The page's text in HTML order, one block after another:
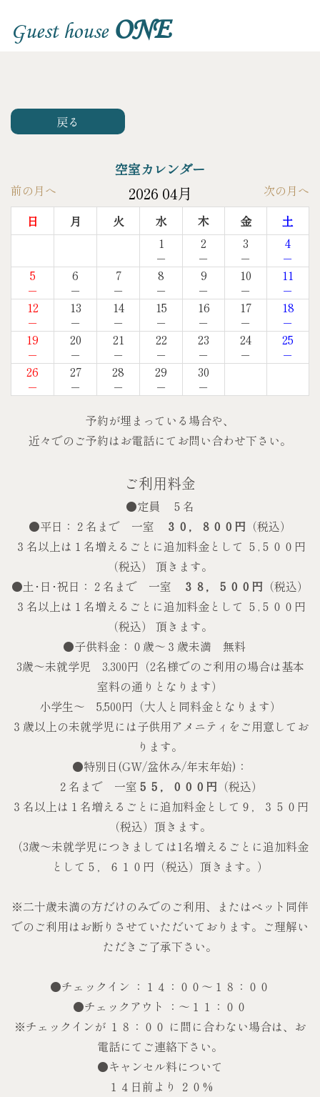
Guest house ONE
戻る
空室カレンダー
2026 04月
前の月へ
次の月へ
日
月 火 水 木 金
土
1
－
2
－
3
－
4
－
5
－
6
－
7
－
8
－
9
－
10
－
11
－
12
－
13
－
14
－
15
－
16
－
17
－
18
－
19
－
20
－
21
－
22
－
23
－
24
－
25
－
26
－
27
－
28
－
29
－
30
－
予約が埋まっている場合や、
近々でのご予約はお電話にてお問い合わせ下さい。
ご利用料金
●定員 ５名
●平日：２名まで 一室
３０，８００円 （税込）
３名以上は１名増えるごとに追加料金として ５,５００円
（税込） 頂きます。
●土･日･祝日：２名まで 一室
３８，５００円 （税込）
３名以上は１名増えるごとに追加料金として ５,５００円
（税込） 頂きます。
●子供料金：０歳〜３歳未満 無料
3歳～未就学児 3,300円（2名様でのご利用の場合は基本
室料の通りとなります）
小学生～ 5,500円（大人と同料金となります）
３歳以上の未就学児には子供用アメニティをご用意してお
ります。
●特別日(GW/盆休み/年末年始)：
２名まで 一室 ５５，０００円 （税込）
３名以上は１名増えるごとに追加料金として９，３５０円
（税込）頂きます。
（3歳～未就学児につきましては1名増えるごとに追加料金
として５，６１０円（税込）頂きます。）
※二十歳未満の方だけのみでのご利用、またはペット同伴
でのご利用はお断りさせていただいております。ご理解い
ただきご了承下さい。
●チェックイン ：１４：００～１８：００
●チェックアウト ：～１１：００
※チェックインが １８：００ に間に合わない場合は、お
電話にてご連絡下さい。
●キャンセル料について
１４日前より ２０%